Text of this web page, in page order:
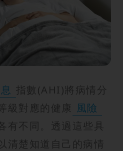
指數(AHI)將病情分
級對應的健康 風險
有不同。透過這些具
清楚知道自己的病情